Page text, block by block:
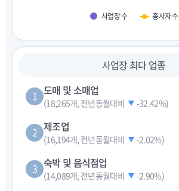
사업장 수 종사자 수
사업장 최다 업종
1 도매 및 소매업
(18,265개, 전년동월대비 -32.42%)
2 제조업
(16,194개, 전년동월대비 -2.02%)
3 숙박 및 음식점업
(14,089개, 전년동월대비 -2.90%)